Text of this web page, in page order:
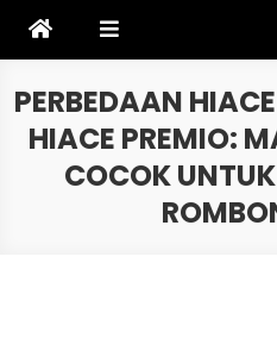
PERBEDAAN
HIACE PREMIO:
COCOK